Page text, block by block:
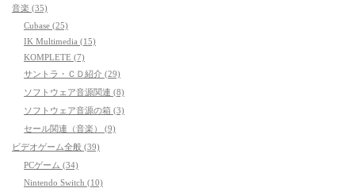
音楽 (35)
Cubase (25)
IK Multimedia (15)
KOMPLETE (7)
サントラ・ＣＤ紹介 (29)
ソフトウェア音源関連 (8)
ソフトウェア音源の箱 (3)
セール関連（音楽） (9)
ビデオゲーム全般 (39)
PCゲーム (34)
Nintendo Switch (10)